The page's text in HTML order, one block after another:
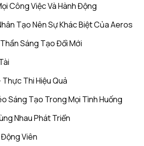
Công Việc Và Hành Động
Tạo Nên Sự Khác Biệt Của Aeros
Sáng Tạo Đổi Mới
Thi Hiệu Quả
Sáng Tạo Trong Mọi Tình Huống
Nhau Phát Triển
Động Viên